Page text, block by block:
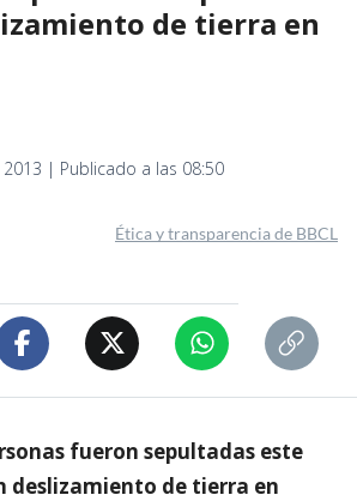
de tierra en
| Publicado a las 08:50
Ética y transparencia de BBCL
fueron sepultadas este
deslizamiento de tierra en